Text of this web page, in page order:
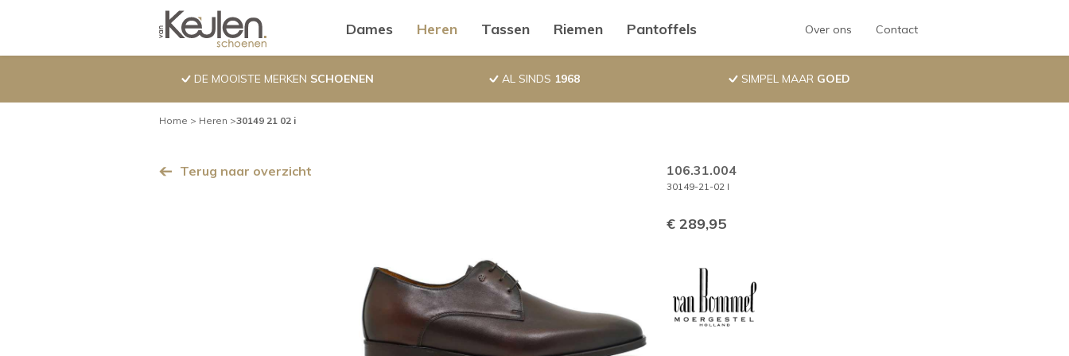
gaan
Dames Heren Tassen Riemen Pantoffels Hoofdnavigatie
Over ons Contact
DE MOOISTE MERKEN SCHOENEN AL SINDS 1968 SIMPEL MAAR GOED
Kruimelpad
Home Heren 30149 21 02 i
Terug naar overzicht 106.31.004
30149-21-02 I
€ 289,95